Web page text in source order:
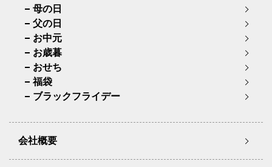
母の日
父の日
お中元
お歳暮
おせち
福袋
ブラックフライデー
会社概要